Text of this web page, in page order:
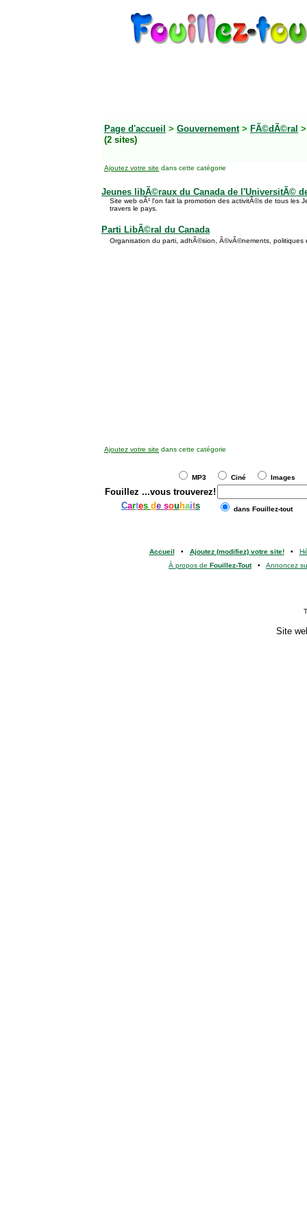
Page d'accueil > Gouvernement> FÃ©dÃ©ral
(2 sites)
Ajoutez votre site dans cette catégorie
Jeunes libÃ©raux du Canada de l'UniversitÃ©
Site web oÃ¹ l'on fait la promotion des activitÃ©s de tous les
travers le pays.
Parti LibÃ©ral du Canada
Organisation du parti, adhÃ©sion, Ã©vÃ©nements, politiques
Ajoutez votre site dans cette catégorie
MP3 Ciné Images
Fouillez ...vous trouverez!
Cartes de sou haits dans Fouillez-tout
Accueil • Ajoutez (modifiez) votre site!•
À propos de Fouillez-Tout• Annoncez
Site